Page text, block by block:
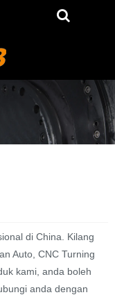
di China. Kilang
Auto, CNC Turning
kami, anda boleh
anda dengan